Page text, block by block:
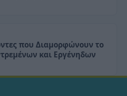
που Διαμορφώνουν το
και Εργένηδων